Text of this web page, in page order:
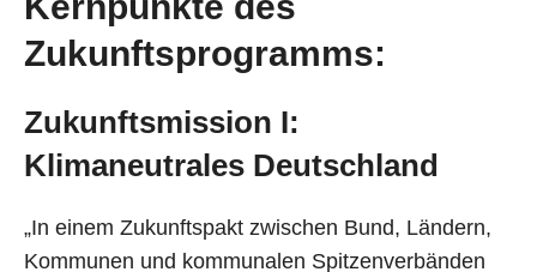
Zukunftsprogramms:
Zukunftsmission I:
Klimaneutrales Deutschland
„In einem Zukunftspakt zwischen Bund, Ländern,
Kommunen und kommunalen Spitzenverbänden